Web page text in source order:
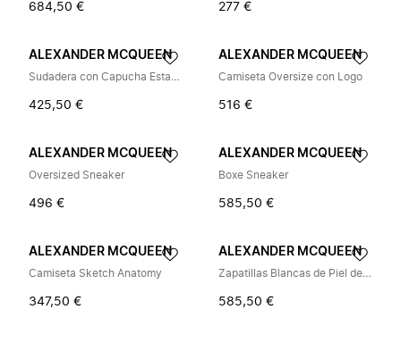
684,50 € 277 €
ALEXANDER MCQUEEN
Sudadera con Capucha Estampado Abstracto
425,50 €
ALEXANDER MCQUEEN
Camiseta Oversize con Logo
516 €
ALEXANDER MCQUEEN
Oversized Sneaker
496 €
ALEXANDER MCQUEEN
Boxe Sneaker
585,50 €
ALEXANDER MCQUEEN
Camiseta Sketch Anatomy
347,50 €
ALEXANDER MCQUEEN
Zapatillas Blancas de Piel de Perfil Bajo
585,50 €